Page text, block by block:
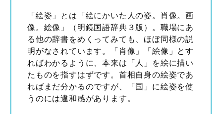
「絵姿」とは「絵にかいた人の姿。肖像。画
像。絵像」（明鏡国語辞典３版）。職場にあ
る他の辞書をめくってみても、ほぼ同様の説
明がなされています。「肖像」「絵像」とす
ればわかるように、本来は「人」を絵に描い
たものを指すはずです。首相自身の絵姿であ
ればまだ分かるのですが、「国」に絵姿を使
うのには違和感があります。